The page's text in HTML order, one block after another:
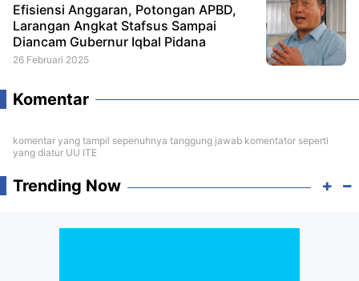
Efisiensi Anggaran, Potongan APBD,
Larangan Angkat Stafsus Sampai
Diancam Gubernur Iqbal Pidana
26 Februari 2025
Komentar
komentar yang tampil sepenuhnya tanggung jawab komentator seperti
yang diatur UU ITE
Trending Now